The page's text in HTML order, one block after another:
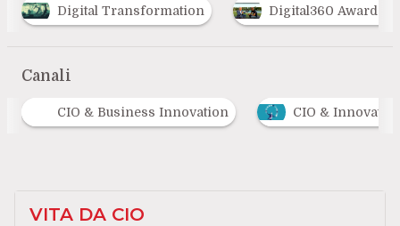
Digital360 Awards F Formazione I
Canali
CIO & Business Innovation CIO & Innovation
VITA DA CIO